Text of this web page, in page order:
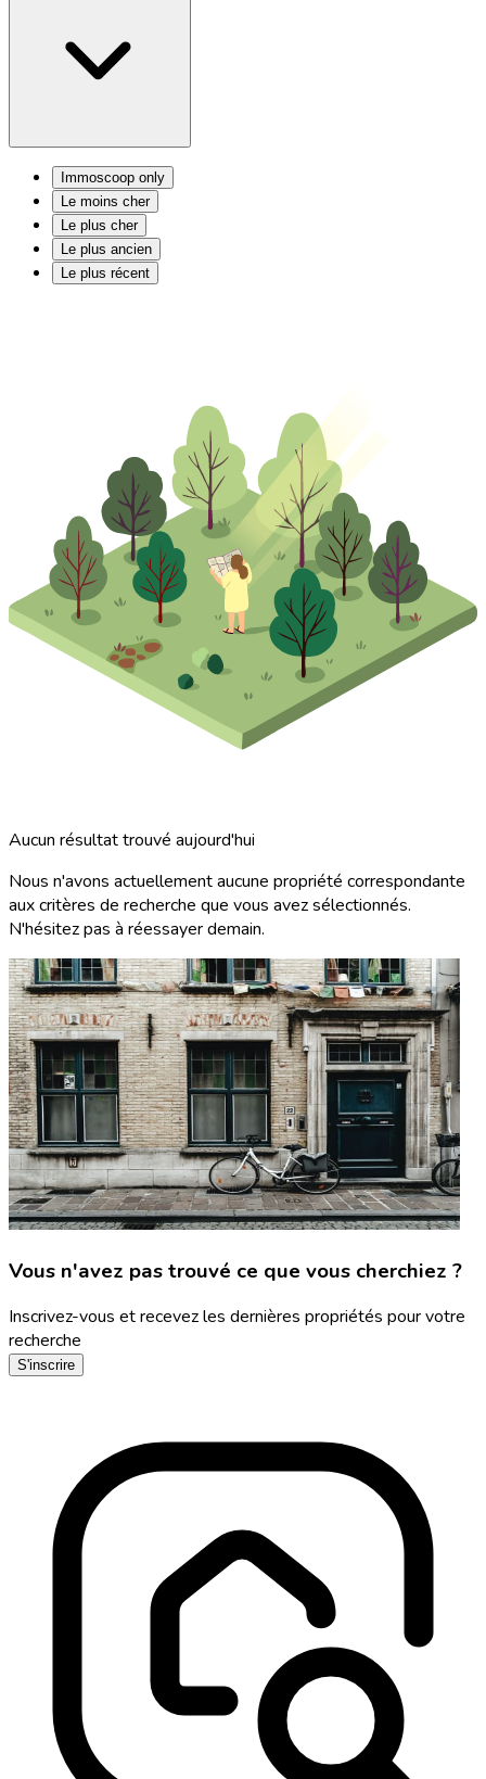
Immoscoop only
Le moins cher
Le plus cher
Le plus ancien
Le plus récent
Aucun résultat trouvé aujourd'hui
Nous n'avons actuellement aucune propriété correspondante
aux critères de recherche que vous avez sélectionnés.
N'hésitez pas à réessayer demain.
Vous n'avez pas trouvé ce que vous cherchiez ?
Inscrivez-vous et recevez les dernières propriétés pour votre
recherche
S'inscrire